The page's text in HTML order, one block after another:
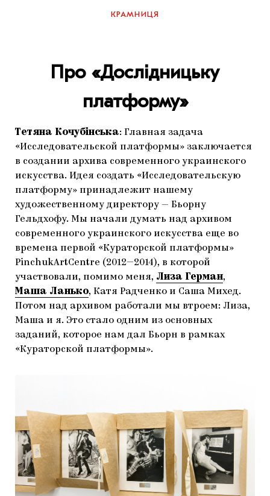
ГАЛЕРЕЇ
КНИЖКИ І ЖУРНАЛИ
ЯК ПІДТРИМУВАТИ УКРАЇНСЬКЕ МИСТЕЦТВО
CARPATHIAN CULT ПРО РІЗДВЯНІ СВЯТА
КРАМНИЦЯ
Про «Дослідницьку
платформу»
Тетяна Кочубінська: Главная задача
«Исследовательской платформы» заключается
в создании архива современного украинского
искусства. Идея создать «Исследовательскую
платформу» принадлежит нашему
художественному директору — Бьорну
Гельдхофу. Мы начали думать над архивом
современного украинского искусства еще во
времена первой «Кураторской платформы»
PinchukArtCentre (2012—2014), в которой
участвовали, помимо меня, Лиза Герман,
Маша Ланько, Катя Радченко и Саша Михед.
Потом над архивом работали мы втроем: Лиза,
Маша и я. Это стало одним из основных
заданий, которое нам дал Бьорн в рамках
«Кураторской платформы».